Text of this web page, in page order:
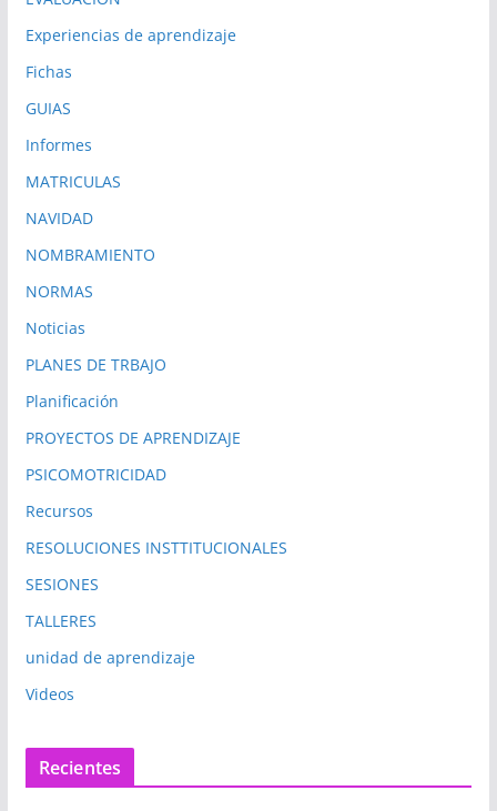
Experiencias de aprendizaje
Fichas
GUIAS
Informes
MATRICULAS
NAVIDAD
NOMBRAMIENTO
NORMAS
Noticias
PLANES DE TRBAJO
Planificación
PROYECTOS DE APRENDIZAJE
PSICOMOTRICIDAD
Recursos
RESOLUCIONES INSTTITUCIONALES
SESIONES
TALLERES
unidad de aprendizaje
Videos
Recientes